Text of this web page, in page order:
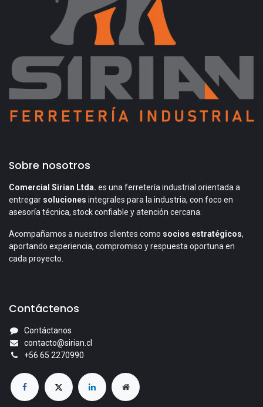
Sobre nosotros
Comercial Sirian Ltda. es una ferretería industrial orientada a
entregar soluciones integrales para la industria, con foco en
asesoría técnica, stock confiable y atención cercana.
Acompañamos a nuestros clientes como socios estratégicos,
aportando experiencia, compromiso y respuesta oportuna en
cada proyecto.
Contáctenos
Contáctanos
contacto@sirian.cl
+56 65 2270990